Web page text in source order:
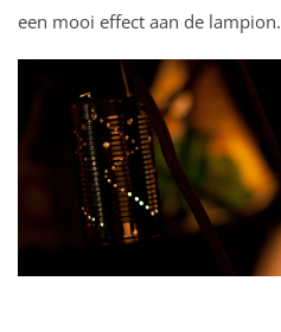
een mooi effect aan de lampion.